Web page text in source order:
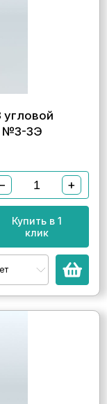
угловой
№3-ЗЭ
− +
Купить в 1
клик